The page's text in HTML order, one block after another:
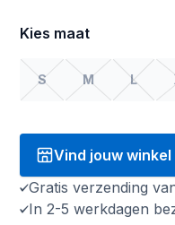
Kies maat
S M L
Vind jouw winkel
Gratis verzending
In 2-5 werkdagen